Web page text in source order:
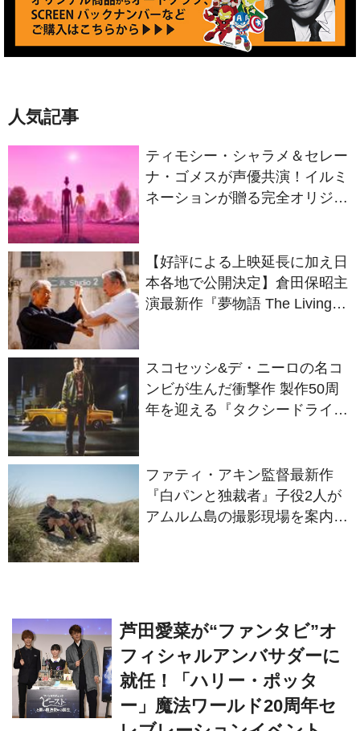
人気記事
ティモシー・シャラメ＆セレー
ナ・ゴメスが声優共演！イルミ
ネーションが贈る完全オリジナ
【好評による上映延長に加え日
本各地で公開決定】倉田保昭主
演最新作『夢物語 The Living
スコセッシ&デ・ニーロの名コ
ンビが生んだ衝撃作 製作50周
年を迎える『タクシードライバ
ファティ・アキン監督最新作
『白パンと独裁者』子役2人が
アムルム島の撮影現場を案内！
芦田愛菜が“ファンタビ”オ
フィシャルアンバサダーに
就任！「ハリー・ポッタ
ー」魔法ワールド20周年セ